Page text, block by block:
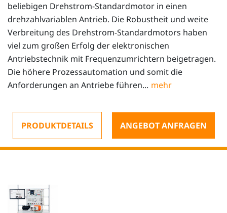
beliebigen Drehstrom-Standardmotor in einen
drehzahlvariablen Antrieb. Die Robustheit und weite
Verbreitung des Drehstrom-Standardmotors haben
viel zum großen Erfolg der elektronischen
Antriebstechnik mit Frequenzumrichtern beigetragen.
Die höhere Prozessautomation und somit die
Anforderungen an Antriebe führen...
PRODUKTDETAILS ANGEBOT ANFRAGEN